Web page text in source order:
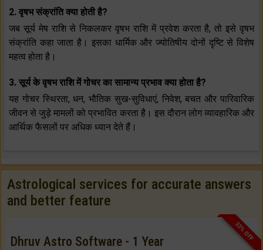
2. वृषभ संक्रांति क्या होती है?
जब सूर्य मेष राशि से निकलकर वृषभ राशि में प्रवेश करता है, तो इसे वृषभ
संक्रांति कहा जाता है। इसका धार्मिक और ज्योतिषीय दोनों दृष्टि से विशेष
महत्व होता है।
3. सूर्य के वृषभ राशि में गोचर का सामान्य प्रभाव क्या होता है?
यह गोचर स्थिरता, धन, भौतिक सुख-सुविधाएं, निवेश, बचत और पारिवारिक
जीवन से जुड़े मामलों को प्रभावित करता है। इस दौरान लोग व्यावहारिक और
आर्थिक फैसलों पर अधिक ध्यान देते हैं।
Astrological services for accurate answers
and better feature
33% OFF
Dhruv Astro Software - 1 Year